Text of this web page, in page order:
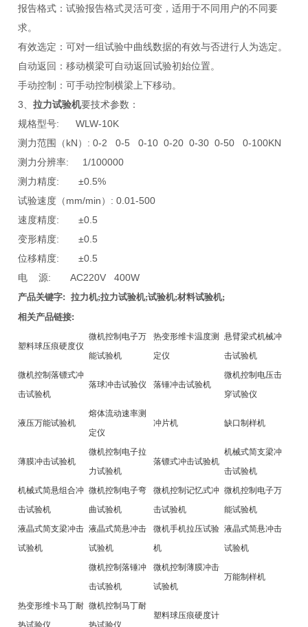
报告格式：试验报告格式灵活可变，适用于不同用户的不同要
求。
有效选定：可对一组试验中曲线数据的有效与否进行人为选定。
自动返回：移动横梁可自动返回试验初始位置。
手动控制：可手动控制横梁上下移动。
3、拉力试验机要技术参数：
规格型号: WLW-10K
测力范围（kN）: 0-2 0-5 0-10 0-20 0-30 0-50 0-100KN
测力分辨率: 1/100000
测力精度: ±0.5%
试验速度（mm/min）: 0.01-500
速度精度: ±0.5
变形精度: ±0.5
位移精度: ±0.5
电 源: AC220V 400W
产品关键字:拉力机;拉力试验机;试验机;材料试验机;
相关产品链接:
塑料球压痕硬度仪
微机控制电子万
能试验机
热变形维卡温度测
定仪
悬臂梁式机械冲
击试验机
微机控制落镖式冲
击试验机
落球冲击试验仪 落锤冲击试验机
微机控制电压击
穿试验仪
液压万能试验机
熔体流动速率测
定仪
冲片机 缺口制样机
薄膜冲击试验机
微机控制电子拉
力试验机
落镖式冲击试验机
机械式简支梁冲
击试验机
机械式简悬组合冲
击试验机
微机控制电子弯
曲试验机
微机控制记忆式冲
击试验机
微机控制电子万
能试验机
液晶式简支梁冲击
试验机
液晶式简悬冲击
试验机
微机手机拉压试验
机
液晶式简悬冲击
试验机
微机控制落锤冲
击试验机
微机控制薄膜冲击
试验机
万能制样机
热变形维卡马丁耐
热试验仪
微机控制马丁耐
热试验仪
塑料球压痕硬度计